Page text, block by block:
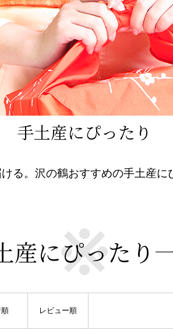
手土産にぴったり
る。沢の鶴おすすめの手土産に
産にぴったり
順 レビュー順